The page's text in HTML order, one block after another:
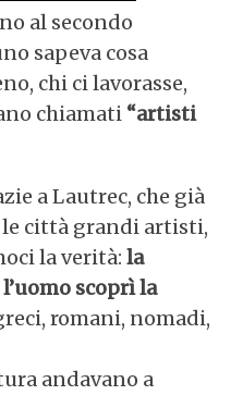
al secondo
sapeva cosa
chi ci lavorasse,
chiamati “artisti
a Lautrec, che già
le città grandi artisti,
la verità: la
scoprì la
romani, nomadi,
andavano a